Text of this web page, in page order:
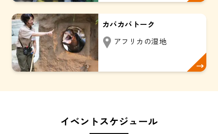
カバカバトーク
アフリカの湿地
イベントスケジュール